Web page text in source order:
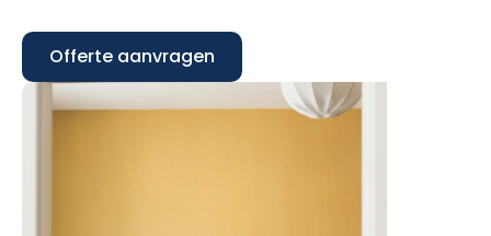
Offerte aanvragen